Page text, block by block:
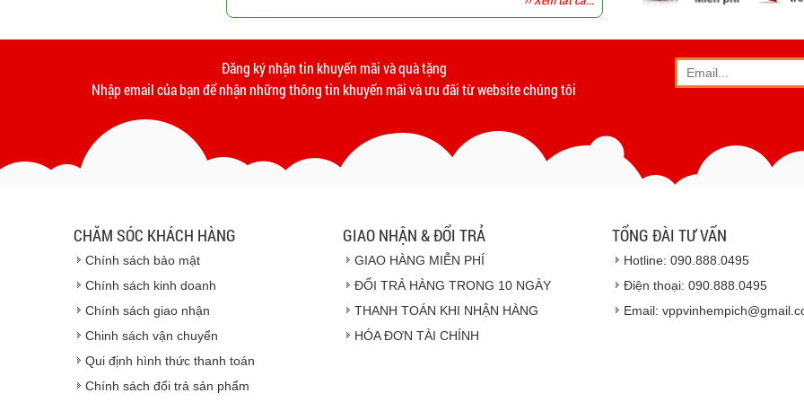
- Phương thức vận
cử
- Thời hạn ước tính
Vinhempich
Đăng ký nhận tin khuyến mãi và quà tặng
Nhập email của bạn để nhận những thông tin khuyến mãi và ưu đãi từ website chúng tôi
CHĂM SÓC KHÁCH HÀNG
Chính sách bảo mật
Chính sách kinh doanh
Chính sách giao nhận
Chinh sách vận chuyển
Qui định hình thức thanh toán
Chính sách đổi trả sản phẩm
GIAO NHẬN & ĐỔI TRẢ
GIAO HÀNG MIỄN PHÍ
ĐỔI TRẢ HÀNG TRONG 10 NGÀY
THANH TOÁN KHI NHẬN HÀNG
HÓA ĐƠN TÀI CHÍNH
TỔNG ĐÀI TƯ VẤN
Hotline: 090.888.0495
Điện thoại: 090.888.0495
Email: